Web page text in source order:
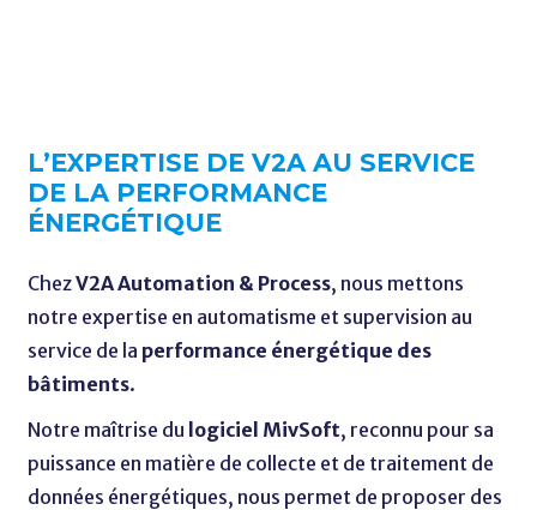
L’EXPERTISE DE V2A AU SERVICE
DE LA PERFORMANCE
ÉNERGÉTIQUE
ChezV2A Automation & Process, nous mettons
notre expertise en automatisme et supervision au
service de la performance énergétique des
bâtiments.
Notre maîtrise du logiciel MivSoft, reconnu pour sa
puissance en matière de collecte et de traitement de
données énergétiques, nous permet de proposer des